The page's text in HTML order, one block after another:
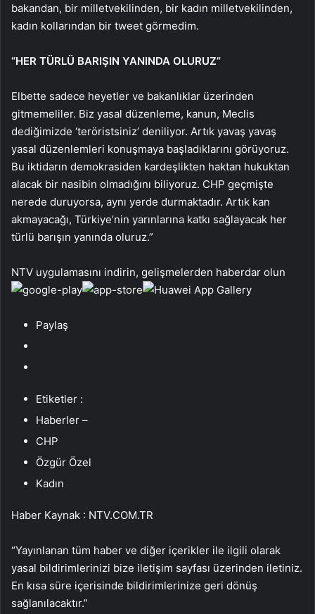
bakandan, bir milletvekilinden, bir kadın milletvekilinden,
kadın kollarından bir tweet görmedim.
“HER TÜRLÜ BARIŞIN YANINDA OLURUZ”
Elbette sadece heyetler ve bakanlıklar üzerinden
gitmemeliler. Biz yasal düzenleme, kanun, Meclis
dediğimizde ‘teröristsiniz’ deniliyor. Artık yavaş yavaş
yasal düzenlemleri konuşmaya başladıklarını görüyoruz.
Bu iktidarın demokrasiden kardeşlikten haktan hukuktan
alacak bir nasibin olmadığını biliyoruz. CHP geçmişte
nerede duruyorsa, aynı yerde durmaktadır. Artık kan
akmayacağı, Türkiye’nin yarınlarına katkı sağlayacak her
türlü barışın yanında oluruz.”
NTV uygulamasını indirin, gelişmelerden haberdar olun
Paylaş
Etiketler :
Haberler –
CHP
Özgür Özel
Kadın
Haber Kaynak : NTV.COM.TR
“Yayınlanan tüm haber ve diğer içerikler ile ilgili olarak
yasal bildirimlerinizi bize iletişim sayfası üzerinden iletiniz.
En kısa süre içerisinde bildirimlerinize geri dönüş
sağlanılacaktır.”